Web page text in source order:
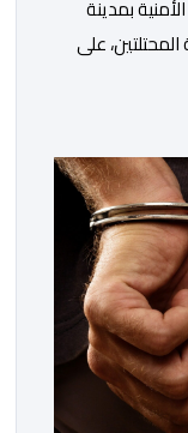
بمدينة
على
خلال الساعات
الطرقية المؤدية
[…]